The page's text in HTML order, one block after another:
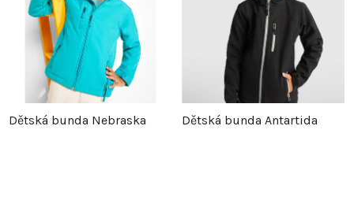
Dětská bunda Nebraska Dětská bunda Antartida